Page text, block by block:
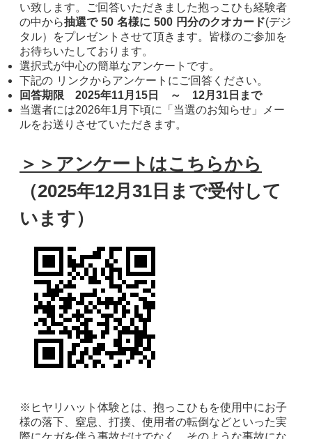
い致します。ご回答いただきました抱っこひも経験者
の中から抽選で 50 名様に 500 円分のクオカード(デジ
タル）をプレゼントさせて頂きます。皆様のご参加を
お待ちいたしております。
選択式が中心の簡単なアンケートです。
下記の リンクからアンケートにご回答ください。
回答期限 2025年11月15日 ～ 12月31日まで
当選者には2026年1月下頃に「当選のお知らせ」メー
ルをお送りさせていただきます。
＞＞アンケートはこちらから
（2025年12月31日まで受付して
います）
※ヒヤリハット体験とは、抱っこひもを使用中にお子
様の落下、窒息、打撲、使用者の転倒などといった実
際にケガを伴う事故だけでなく、そのような事故にな